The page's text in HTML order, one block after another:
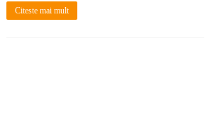
Citeste mai mult